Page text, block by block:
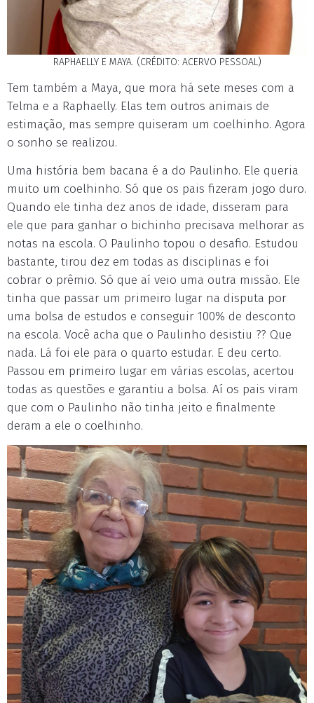
RAPHAELLY E MAYA. (CRÉDITO: ACERVO PESSOAL)
Tem também a Maya, que mora há sete meses com a
Telma e a Raphaelly. Elas tem outros animais de
estimação, mas sempre quiseram um coelhinho. Agora
o sonho se realizou.
Uma história bem bacana é a do Paulinho. Ele queria
muito um coelhinho. Só que os pais fizeram jogo duro.
Quando ele tinha dez anos de idade, disseram para
ele que para ganhar o bichinho precisava melhorar as
notas na escola. O Paulinho topou o desafio. Estudou
bastante, tirou dez em todas as disciplinas e foi
cobrar o prêmio. Só que aí veio uma outra missão. Ele
tinha que passar um primeiro lugar na disputa por
uma bolsa de estudos e conseguir 100% de desconto
na escola. Você acha que o Paulinho desistiu ?? Que
nada. Lá foi ele para o quarto estudar. E deu certo.
Passou em primeiro lugar em várias escolas, acertou
todas as questões e garantiu a bolsa. Aí os pais viram
que com o Paulinho não tinha jeito e finalmente
deram a ele o coelhinho.